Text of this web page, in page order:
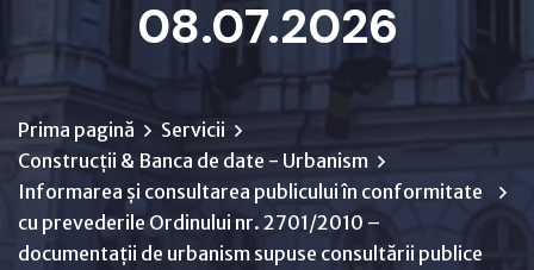
08.07.2026
Prima pagină
Servicii
Construcții & Banca de date - Urbanism
Informarea și consultarea publicului în conformitate
cu prevederile Ordinului nr. 2701/2010 –
documentații de urbanism supuse consultării publice